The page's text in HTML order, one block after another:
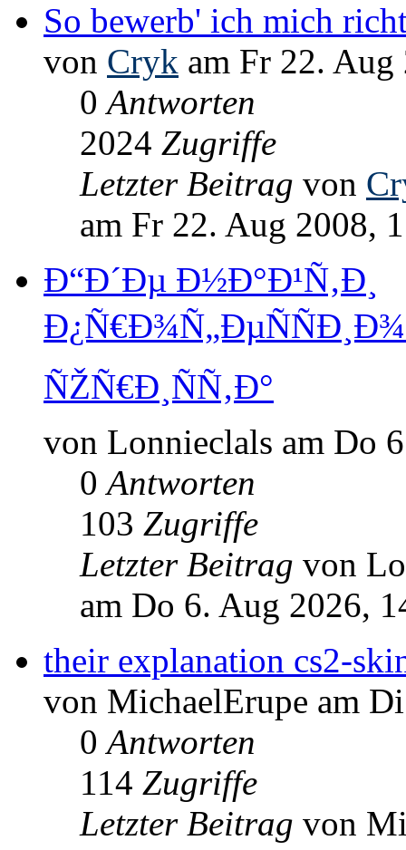
So bewerb' ich mich
von Cryk am Fr 22.
0Antworten
2024 Zugriffe
Letzter Beitrag von
am Fr 22. Aug 2008,
Ð“Ð´Ðµ Ð½Ð°Ð¹Ñ‚Ð¸
ÑŽÑ€Ð¸ÑÑ‚Ð°
von Lonnieclals am Do
0Antworten
103 Zugriffe
Letzter Beitrag von
am Do 6. Aug 2026,
their explanation cs2-
von MichaelErupe am
0Antworten
114 Zugriffe
Letzter Beitrag von